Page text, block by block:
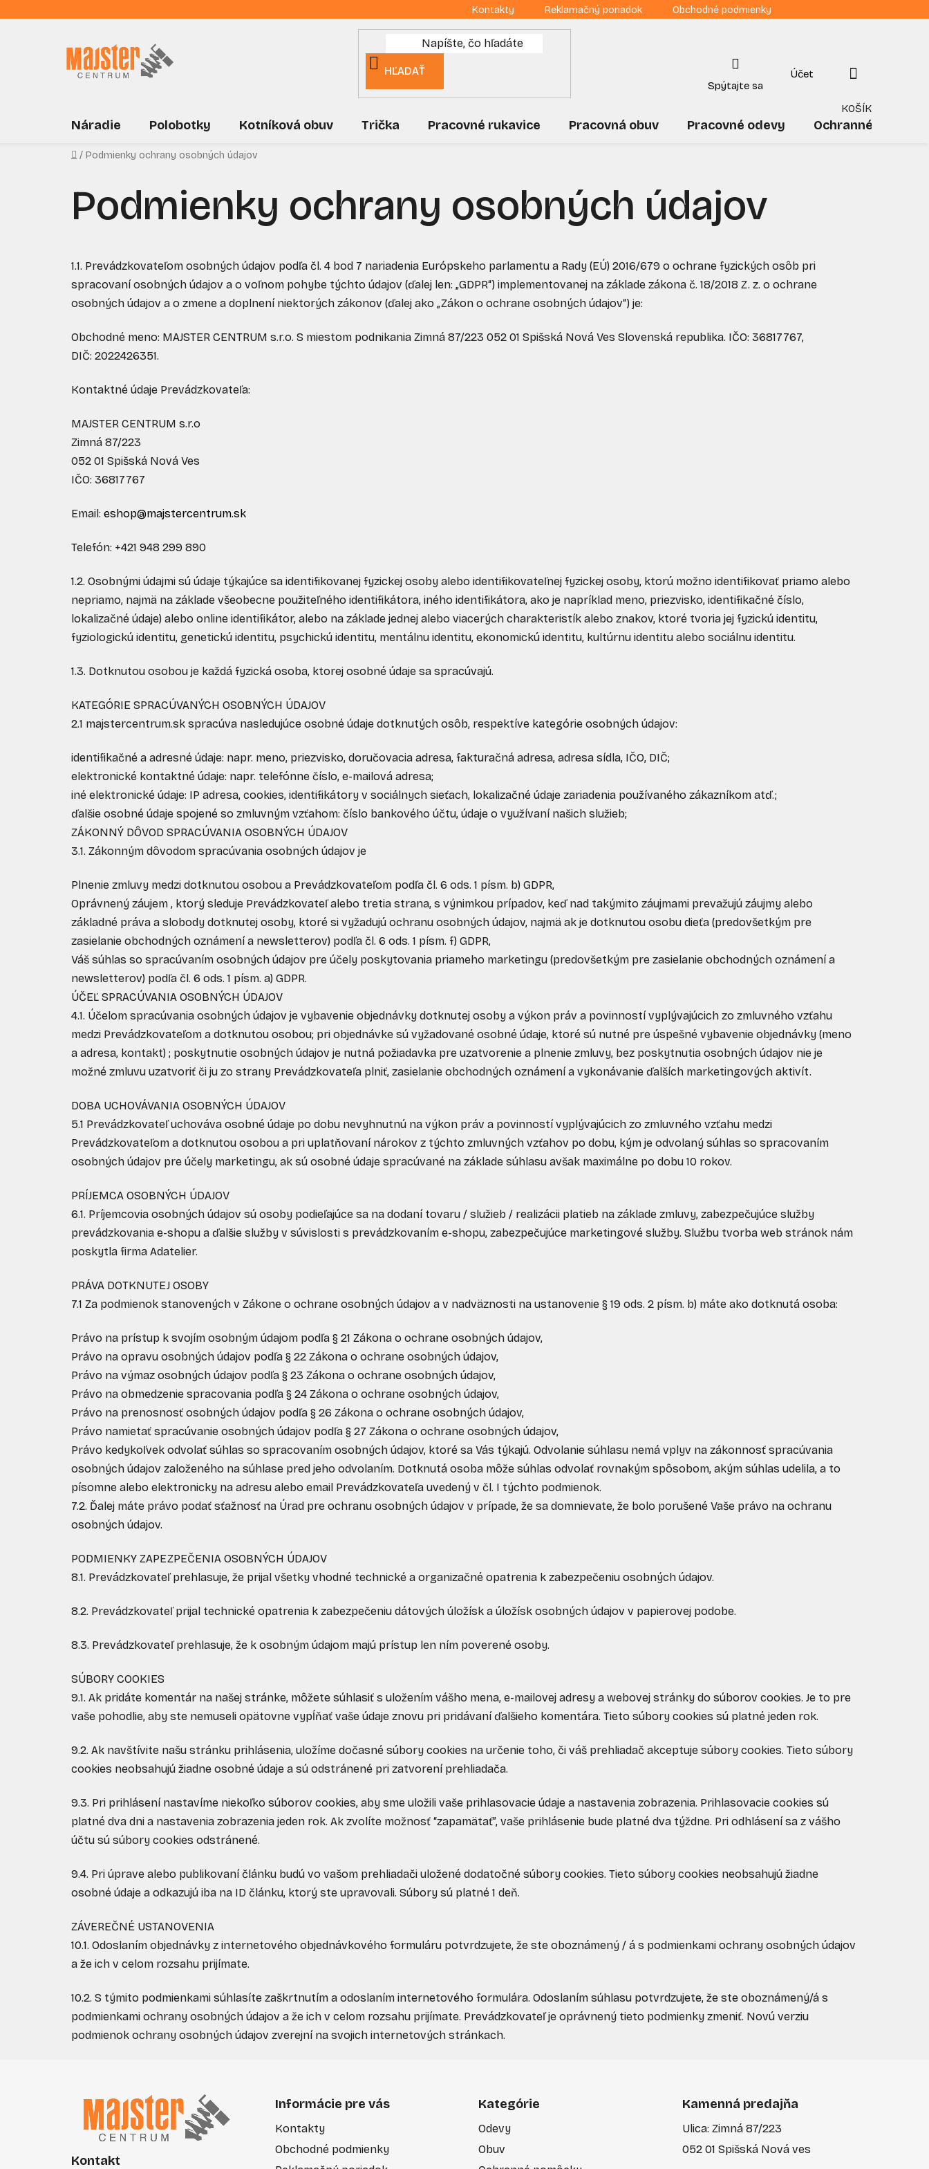
na
Kontakty Reklamačný poriadok Obchodné podmienky
HĽADAŤ
NÁKUPNÝ
KOŠÍK
Náradie Polobotky Kotníková obuv Trička Pracovné rukavice Pracovná obuv Pracovné odevy Ochranné
Domov
/ Podmienky ochrany osobných údajov
Podmienky ochrany osobných údajov
1.1. Prevádzkovateľom osobných údajov podľa čl. 4 bod 7 nariadenia Európskeho parlamentu a Rady (EÚ) 2016/679 o ochrane fyzických osôb pri
spracovaní osobných údajov a o voľnom pohybe týchto údajov (ďalej len: „GDPR“) implementovanej na základe zákona č. 18/2018 Z. z. o ochrane
osobných údajov a o zmene a doplnení niektorých zákonov (ďalej ako „Zákon o ochrane osobných údajov“) je:
Obchodné meno: MAJSTER CENTRUM s.r.o. S miestom podnikania Zimná 87/223 052 01 Spišská Nová Ves Slovenská republika. IČO: 36817767,
DIČ: 2022426351.
Kontaktné údaje Prevádzkovateľa:
MAJSTER CENTRUM s.r.o
Zimná 87/223
052 01 Spišská Nová Ves
IČO: 36817767
Email: eshop@majstercentrum.sk
Telefón: +421 948 299 890
1.2. Osobnými údajmi sú údaje týkajúce sa identifikovanej fyzickej osoby alebo identifikovateľnej fyzickej osoby, ktorú možno identifikovať priamo alebo
nepriamo, najmä na základe všeobecne použiteľného identifikátora, iného identifikátora, ako je napríklad meno, priezvisko, identifikačné číslo,
lokalizačné údaje) alebo online identifikátor, alebo na základe jednej alebo viacerých charakteristík alebo znakov, ktoré tvoria jej fyzickú identitu,
fyziologickú identitu, genetickú identitu, psychickú identitu, mentálnu identitu, ekonomickú identitu, kultúrnu identitu alebo sociálnu identitu.
1.3. Dotknutou osobou je každá fyzická osoba, ktorej osobné údaje sa spracúvajú.
KATEGÓRIE SPRACÚVANÝCH OSOBNÝCH ÚDAJOV
2.1 majstercentrum.sk spracúva nasledujúce osobné údaje dotknutých osôb, respektíve kategórie osobných údajov:
identifikačné a adresné údaje: napr. meno, priezvisko, doručovacia adresa, fakturačná adresa, adresa sídla, IČO, DIČ;
elektronické kontaktné údaje: napr. telefónne číslo, e-mailová adresa;
iné elektronické údaje: IP adresa, cookies, identifikátory v sociálnych sieťach, lokalizačné údaje zariadenia používaného zákazníkom atď.;
ďalšie osobné údaje spojené so zmluvným vzťahom: číslo bankového účtu, údaje o využívaní našich služieb;
ZÁKONNÝ DÔVOD SPRACÚVANIA OSOBNÝCH ÚDAJOV
3.1. Zákonným dôvodom spracúvania osobných údajov je
Plnenie zmluvy medzi dotknutou osobou a Prevádzkovateľom podľa čl. 6 ods. 1 písm. b) GDPR,
Oprávnený záujem , ktorý sleduje Prevádzkovateľ alebo tretia strana, s výnimkou prípadov, keď nad takýmito záujmami prevažujú záujmy alebo
základné práva a slobody dotknutej osoby, ktoré si vyžadujú ochranu osobných údajov, najmä ak je dotknutou osobu dieťa (predovšetkým pre
zasielanie obchodných oznámení a newsletterov) podľa čl. 6 ods. 1 písm. f) GDPR,
Váš súhlas so spracúvaním osobných údajov pre účely poskytovania priameho marketingu (predovšetkým pre zasielanie obchodných oznámení a
newsletterov) podľa čl. 6 ods. 1 písm. a) GDPR.
ÚČEĽ SPRACÚVANIA OSOBNÝCH ÚDAJOV
4.1. Účelom spracúvania osobných údajov je vybavenie objednávky dotknutej osoby a výkon práv a povinností vyplývajúcich zo zmluvného vzťahu
medzi Prevádzkovateľom a dotknutou osobou; pri objednávke sú vyžadované osobné údaje, ktoré sú nutné pre úspešné vybavenie objednávky (meno
a adresa, kontakt) ; poskytnutie osobných údajov je nutná požiadavka pre uzatvorenie a plnenie zmluvy, bez poskytnutia osobných údajov nie je
možné zmluvu uzatvoriť či ju zo strany Prevádzkovateľa plniť, zasielanie obchodných oznámení a vykonávanie ďalších marketingových aktivít.
DOBA UCHOVÁVANIA OSOBNÝCH ÚDAJOV
5.1 Prevádzkovateľ uchováva osobné údaje po dobu nevyhnutnú na výkon práv a povinností vyplývajúcich zo zmluvného vzťahu medzi
Prevádzkovateľom a dotknutou osobou a pri uplatňovaní nárokov z týchto zmluvných vzťahov po dobu, kým je odvolaný súhlas so spracovaním
osobných údajov pre účely marketingu, ak sú osobné údaje spracúvané na základe súhlasu avšak maximálne po dobu 10 rokov.
PRÍJEMCA OSOBNÝCH ÚDAJOV
6.1. Príjemcovia osobných údajov sú osoby podieľajúce sa na dodaní tovaru / služieb / realizácii platieb na základe zmluvy, zabezpečujúce služby
prevádzkovania e-shopu a ďalšie služby v súvislosti s prevádzkovaním e-shopu, zabezpečujúce marketingové služby. Službu tvorba web stránok nám
poskytla firma Adatelier.
PRÁVA DOTKNUTEJ OSOBY
7.1 Za podmienok stanovených v Zákone o ochrane osobných údajov a v nadväznosti na ustanovenie § 19 ods. 2 písm. b) máte ako dotknutá osoba:
Právo na prístup k svojím osobným údajom podľa § 21 Zákona o ochrane osobných údajov,
Právo na opravu osobných údajov podľa § 22 Zákona o ochrane osobných údajov,
Právo na výmaz osobných údajov podľa § 23 Zákona o ochrane osobných údajov,
Právo na obmedzenie spracovania podľa § 24 Zákona o ochrane osobných údajov,
Právo na prenosnosť osobných údajov podľa § 26 Zákona o ochrane osobných údajov,
Právo namietať spracúvanie osobných údajov podľa § 27 Zákona o ochrane osobných údajov,
Právo kedykoľvek odvolať súhlas so spracovaním osobných údajov, ktoré sa Vás týkajú. Odvolanie súhlasu nemá vplyv na zákonnosť spracúvania
osobných údajov založeného na súhlase pred jeho odvolaním. Dotknutá osoba môže súhlas odvolať rovnakým spôsobom, akým súhlas udelila, a to
písomne alebo elektronicky na adresu alebo email Prevádzkovateľa uvedený v čl. I týchto podmienok.
7.2. Ďalej máte právo podať sťažnosť na Úrad pre ochranu osobných údajov v prípade, že sa domnievate, že bolo porušené Vaše právo na ochranu
osobných údajov.
PODMIENKY ZAPEZPEČENIA OSOBNÝCH ÚDAJOV
8.1. Prevádzkovateľ prehlasuje, že prijal všetky vhodné technické a organizačné opatrenia k zabezpečeniu osobných údajov.
8.2. Prevádzkovateľ prijal technické opatrenia k zabezpečeniu dátových úložísk a úložísk osobných údajov v papierovej podobe.
8.3. Prevádzkovateľ prehlasuje, že k osobným údajom majú prístup len ním poverené osoby.
SÚBORY COOKIES
9.1. Ak pridáte komentár na našej stránke, môžete súhlasiť s uložením vášho mena, e-mailovej adresy a webovej stránky do súborov cookies. Je to pre
vaše pohodlie, aby ste nemuseli opätovne vypĺňať vaše údaje znovu pri pridávaní ďalšieho komentára. Tieto súbory cookies sú platné jeden rok.
9.2. Ak navštívite našu stránku prihlásenia, uložíme dočasné súbory cookies na určenie toho, či váš prehliadač akceptuje súbory cookies. Tieto súbory
cookies neobsahujú žiadne osobné údaje a sú odstránené pri zatvorení prehliadača.
9.3. Pri prihlásení nastavíme niekoľko súborov cookies, aby sme uložili vaše prihlasovacie údaje a nastavenia zobrazenia. Prihlasovacie cookies sú
platné dva dni a nastavenia zobrazenia jeden rok. Ak zvolíte možnosť “zapamätať”, vaše prihlásenie bude platné dva týždne. Pri odhlásení sa z vášho
účtu sú súbory cookies odstránené.
9.4. Pri úprave alebo publikovaní článku budú vo vašom prehliadači uložené dodatočné súbory cookies. Tieto súbory cookies neobsahujú žiadne
osobné údaje a odkazujú iba na ID článku, ktorý ste upravovali. Súbory sú platné 1 deň.
ZÁVEREČNÉ USTANOVENIA
10.1. Odoslaním objednávky z internetového objednávkového formuláru potvrdzujete, že ste oboznámený / á s podmienkami ochrany osobných údajov
a že ich v celom rozsahu prijímate.
10.2. S týmito podmienkami súhlasíte zaškrtnutím a odoslaním internetového formulára. Odoslaním súhlasu potvrdzujete, že ste oboznámený/á s
podmienkami ochrany osobných údajov a že ich v celom rozsahu prijímate. Prevádzkovateľ je oprávnený tieto podmienky zmeniť. Novú verziu
podmienok ochrany osobných údajov zverejní na svojich internetových stránkach.
Kontakt
Informácie pre vás
Kontakty
Obchodné podmienky
Kategórie
Odevy
Obuv
Kamenná predajňa
Ulica: Zimná 87/223
052 01 Spišská Nová ves